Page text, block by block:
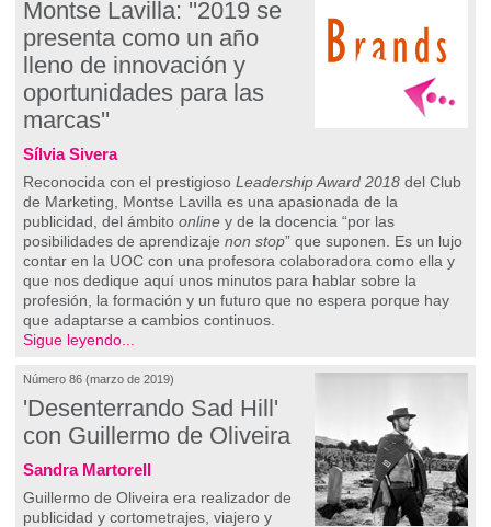
Montse Lavilla: ''2019 se
presenta como un año
lleno de innovación y
oportunidades para las
marcas''
Sílvia Sivera
Reconocida con el prestigioso Leadership Award 2018 del Club
de Marketing, Montse Lavilla es una apasionada de la
publicidad, del ámbito online y de la docencia “por las
posibilidades de aprendizaje non stop” que suponen. Es un lujo
contar en la UOC con una profesora colaboradora como ella y
que nos dedique aquí unos minutos para hablar sobre la
profesión, la formación y un futuro que no espera porque hay
que adaptarse a cambios continuos.
Sigue leyendo...
Número 86 (marzo de 2019)
'Desenterrando Sad Hill'
con Guillermo de Oliveira
Sandra Martorell
Guillermo de Oliveira era realizador de
publicidad y cortometrajes, viajero y